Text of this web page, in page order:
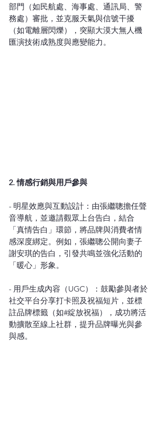
部門（如民航處、海事處、通訊局、警
務處）審批，並克服天氣與信號干擾
（如電離層閃爍），突顯大漠大無人機
匯演技術成熟度與應變能力。
2. 情感行銷與用戶參與
- 明星效應與互動設計：由張繼聰擔任聲
音導航，並邀請觀眾上台告白，結合
「真情告白」環節，將品牌與消費者情
感深度綁定。例如，張繼聰公開向妻子
謝安琪的告白，引發共鳴並強化活動的
「暖心」形象。
- 用戶生成內容（UGC）：鼓勵參與者於
社交平台分享打卡照及祝福短片，並標
註品牌標籤（如#綻放祝福），成功將活
動擴散至線上社群，提升品牌曝光與參
與感。